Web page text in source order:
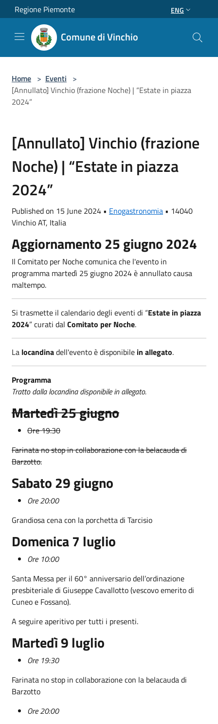
Salta al contenuto principale
Regione Piemonte ENG
Comune di Vinchio
Home > Eventi >
[Annullato] Vinchio (frazione Noche) | “Estate in piazza
2024”
[Annullato] Vinchio (frazione
Noche) | “Estate in piazza
2024”
Published on 15 June 2024 • Enogastronomia • 14040
Vinchio AT, Italia
Aggiornamento 25 giugno 2024
Il Comitato per Noche comunica che l'evento in
programma martedì 25 giugno 2024 è annullato causa
maltempo.
Si trasmette il calendario degli eventi di “Estate in piazza
2024” curati dal Comitato per Noche.
La locandinadell'evento è disponibile in allegato.
Programma
Tratto dalla locandina disponibile in allegato.
Martedì 25 giugno
Ore 19:30
Farinata no stop in collaborazione con la belacauda di
Barzotto.
Sabato 29 giugno
Ore 20:00
Grandiosa cena con la porchetta di Tarcisio
Domenica 7 luglio
Ore 10:00
Santa Messa per il 60° anniversario dell’ordinazione
presbiteriale di Giuseppe Cavallotto (vescovo emerito di
Cuneo e Fossano).
A seguire aperitivo per tutti i presenti.
Martedì 9 luglio
Ore 19:30
Farinata no stop in collaborazione con la belacauda di
Barzotto
Ore 20:00